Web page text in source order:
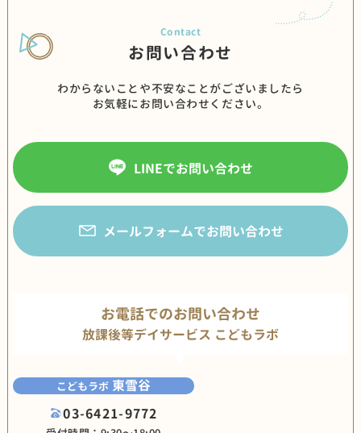
お問い合わせ
わからないことや不安なことがございましたら
お気軽にお問い合わせください。
LINEでお問い合わせ
メールフォームでお問い合わせ
お電話でのお問い合わせ
放課後等デイサービス こどもラボ
こどもラボ 東雪谷
03-6421-9772